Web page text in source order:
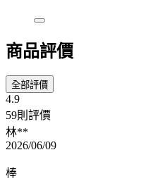
商品評價
全部評價
4.9
59則評價
林**
2026/06/09
棒